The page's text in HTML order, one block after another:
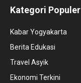
Kategori Populer
Kabar Yogyakarta
Berita Edukasi
Travel Asyik
Ekonomi Terkini